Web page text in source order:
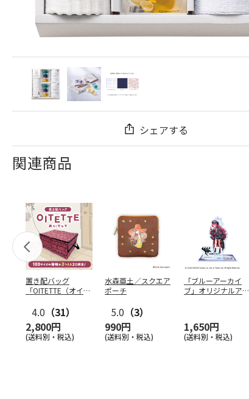
シェアする
関連商品
置き配バッグ
「OITETTE（オイテ
4.0 （31）
2,800円
(送料別・税込)
水森亜土／スクエア
ポーチ
5.0 （3）
990円
(送料別・税込)
「ブルーアーカイ
ブ」オリジナルアク
1,650円
(送料別・税込)